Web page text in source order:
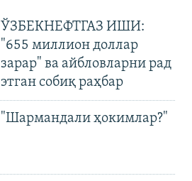
ЎЗБЕКНЕФТГАЗ ИШИ:
"655 миллион доллар
зарар" ва айбловларни рад
этган собиқ раҳбар
"Шармандали ҳокимлар?"